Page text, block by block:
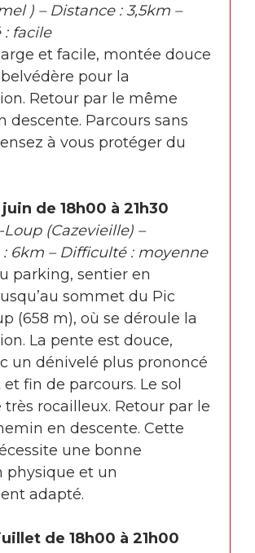
) – Distance : 3,5km –
facile
et facile, montée douce
pour la
Retour par le même
descente. Parcours sans
à vous protéger du
de 18h00 à 21h30
(Cazevieille) –
6km – Difficulté : moyenne
parking, sentier en
sommet du Pic
(658 m), où se déroule la
La pente est douce,
un dénivelé plus prononcé
fin de parcours. Le sol
rocailleux. Retour par le
en descente. Cette
une bonne
physique et un
adapté.
de 18h00 à 21h00